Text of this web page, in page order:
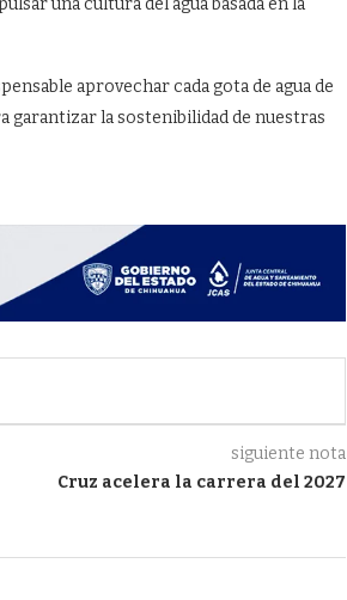
una cultura del agua basada en la
aprovechar cada gota de agua de
garantizar la sostenibilidad de nuestras
siguiente nota
Cruz acelera la carrera del 2027